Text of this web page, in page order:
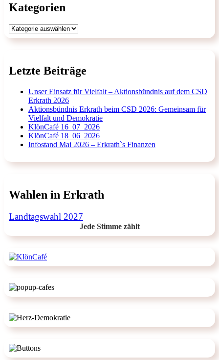
Kategorien
Kategorien
Letzte Beiträge
Unser Einsatz für Vielfalt – Aktionsbündnis auf dem CSD
Erkrath 2026
Aktionsbündnis Erkrath beim CSD 2026: Gemeinsam für
Vielfalt und Demokratie
KlönCafé 16_07_2026
KlönCafé 18_06_2026
Infostand Mai 2026 – Erkrath`s Finanzen
Wahlen in Erkrath
Landtagswahl 2027
Jede Stimme zählt